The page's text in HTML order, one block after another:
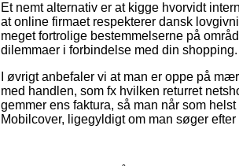
Et nemt alternativ er at kigge hvorvidt
at online firmaet respekterer dansk
meget fortrolige bestemmelserne på
dilemmaer i forbindelse med din shopping.
I øvrigt anbefaler vi at man er oppe på
med handlen, som fx hvilken returret
gemmer ens faktura, så man når som
Mobilcover, ligegyldigt om man søger